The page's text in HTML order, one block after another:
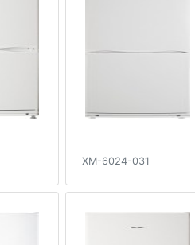
XM-6024-031